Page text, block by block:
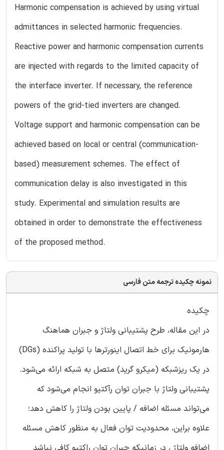
Harmonic compensation is achieved by using virtual
admittances in selected harmonic frequencies.
Reactive power and harmonic compensation currents
are injected with regards to the limited capacity of
the interface inverter. If necessary, the reference
powers of the grid-tied inverters are changed.
Voltage support and harmonic compensation can be
achieved based on local or central (communication-
based) measurement schemes. The effect of
communication delay is also investigated in this
study. Experimental and simulation results are
obtained in order to demonstrate the effectiveness
of the proposed method.
نمونه چکیده ترجمه متن فارسی
چکیده
در این مقاله، طرح پشتیبانی ولتاژ و جبران هماهنگ
هارمونیک برای خط اتصال اینورترها با تولید پراکنده (DGs)
در یک ریزشبکه (میکرو گرید) متصل به شبکه ارائه می‌شود.
پشتیبانی ولتاژ با جبران توان رآکتیو انجام می‌شود که
می‌تواند مسئله اضافه / پایین بودن ولتاژ را کاهش دهد؛
علاوه براین، محدودیت توان فعال به منظور کاهش مسئله